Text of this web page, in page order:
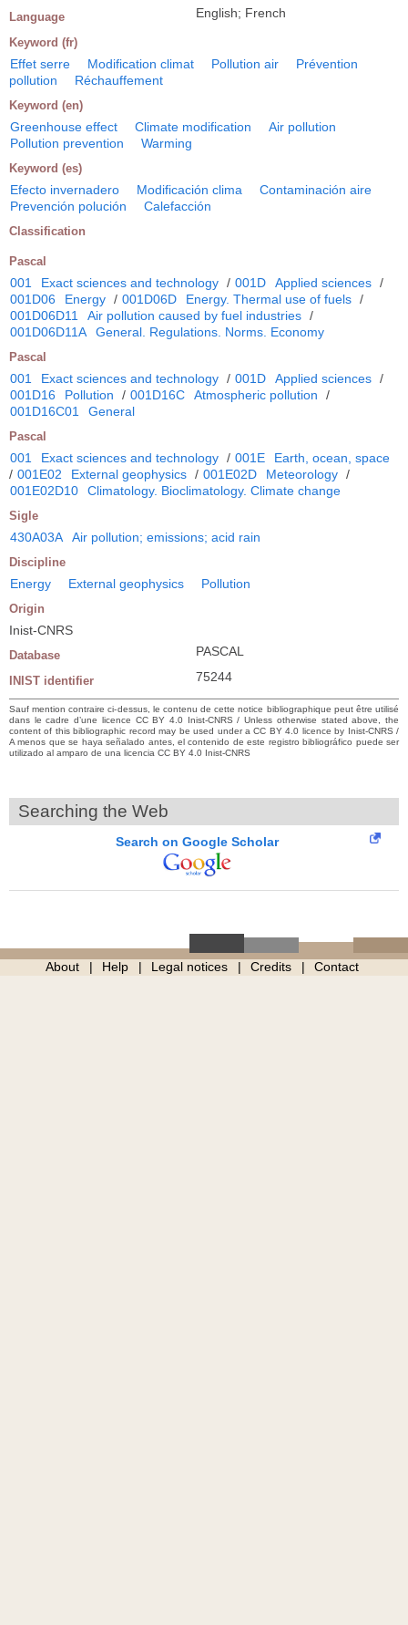
Language English; French
Keyword (fr)
Effet serre Modification climat Pollution air
Prévention
pollution
Réchauffement
Keyword (en)
Greenhouse effect Climate modification
Air pollution
Pollution prevention
Warming
Keyword (es)
Efecto invernadero Modificación clima
Contaminación aire
Prevención polución
Calefacción
Classification
Pascal
001 Exact sciences and technology / 001D Applied sciences /
001D06
Energy / 001D06D Energy. Thermal use of fuels /
001D06D11
Air pollution caused by fuel industries /
001D06D11A
General. Regulations. Norms. Economy
Pascal
001 Exact sciences and technology / 001D Applied sciences /
001D16
Pollution / 001D16C Atmospheric pollution
/
001D16C01
General
Pascal
001 Exact sciences and technology / 001E
Earth, ocean, space
/ 001E02 External geophysics / 001E02D Meteorology /
001E02D10
Climatology. Bioclimatology. Climate change
Sigle
430A03A Air pollution; emissions; acid rain
Discipline
Energy External geophysics Pollution
Origin
Inist-CNRS
Database PASCAL
INIST identifier 75244
Sauf mention contraire ci-dessus, le contenu de cette notice bibliographique peut être utilisé
dans le cadre d’une licence CC BY 4.0 Inist-CNRS / Unless otherwise stated above, the
content of this bibliographic record may be used under a CC BY 4.0 licence by Inist-CNRS /
A menos que se haya señalado antes, el contenido de este registro bibliográfico puede ser
utilizado al amparo de una licencia CC BY 4.0 Inist-CNRS
Searching the Web
Search on Google Scholar
About Help Legal notices Credits Contact